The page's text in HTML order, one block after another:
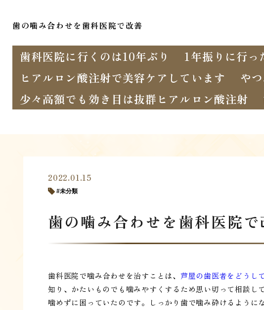
歯の噛み合わせを歯科医院で改善
歯科医院に行くのは10年ぶり 1年振りに行っ
ヒアルロン酸注射で美容ケアしています
や
少々高額でも効き目は抜群ヒアルロン酸注射
2022.01.15
未分類
歯の噛み合わせを歯科医院で
歯科医院で噛み合わせを治すことは、 芦屋の歯医者をどうし
知り、かたいものでも噛みやすくするため思い切って相談し
噛めずに困っていたのです。しっかり歯で噛み砕けるように